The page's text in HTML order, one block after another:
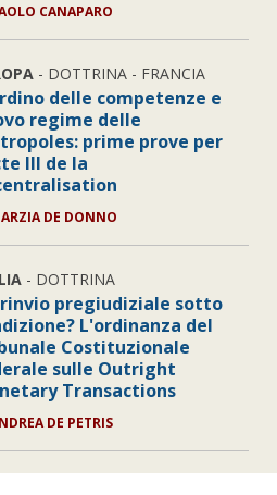
CANAPARO
- DOTTRINA - FRANCIA
delle competenze e
regime delle
prime prove per
III de la
DE DONNO
- DOTTRINA
rinvio pregiudiziale sotto
L'ordinanza del
Costituzionale
sulle Outright
Transactions
DE PETRIS